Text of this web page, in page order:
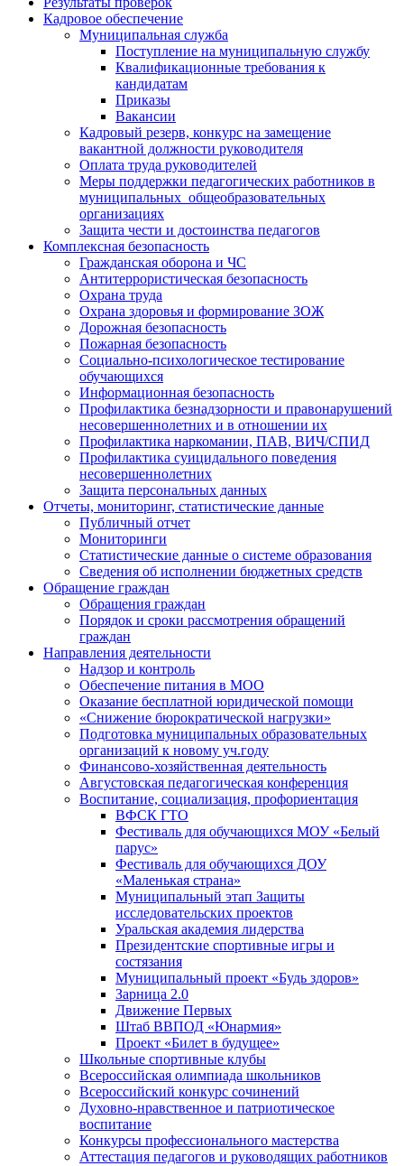
Кадровое обеспечение
Муниципальная служба
Поступление на муниципальную службу
Квалификационные требования к
кандидатам
Приказы
Вакансии
Кадровый резерв, конкурс на замещение
вакантной должности руководителя
Оплата труда руководителей
Меры поддержки педагогических работников в
муниципальных общеобразовательных
организациях
Защита чести и достоинства педагогов
Комплексная безопасность
Гражданская оборона и ЧС
Антитеррористическая безопасность
Охрана труда
Охрана здоровья и формирование ЗОЖ
Дорожная безопасность
Пожарная безопасность
Социально-психологическое тестирование
обучающихся
Информационная безопасность
Профилактика безнадзорности и правонарушений
несовершеннолетних и в отношении их
Профилактика наркомании, ПАВ, ВИЧ/СПИД
Профилактика суицидального поведения
несовершеннолетних
Защита персональных данных
Отчеты, мониторинг, статистические данные
Публичный отчет
Мониторинги
Статистические данные о системе образования
Сведения об исполнении бюджетных средств
Обращение граждан
Обращения граждан
Порядок и сроки рассмотрения обращений
граждан
Направления деятельности
Надзор и контроль
Обеспечение питания в МОО
Оказание бесплатной юридической помощи
«Снижение бюрократической нагрузки»
Подготовка муниципальных образовательных
организаций к новому уч.году
Финансово-хозяйственная деятельность
Августовская педагогическая конференция
Воспитание, социализация, профориентация
ВФСК ГТО
Фестиваль для обучающихся МОУ «Белый
парус»
Фестиваль для обучающихся ДОУ
«Маленькая страна»
Муниципальный этап Защиты
исследовательских проектов
Уральская академия лидерства
Президентские спортивные игры и
состязания
Муниципальный проект «Будь здоров»
Зарница 2.0
Движение Первых
Штаб ВВПОД «Юнармия»
Проект «Билет в будущее»
Школьные спортивные клубы
Всероссийская олимпиада школьников
Всероссийский конкурс сочинений
Духовно-нравственное и патриотическое
воспитание
Конкурсы профессионального мастерства
Аттестация педагогов и руководящих работников